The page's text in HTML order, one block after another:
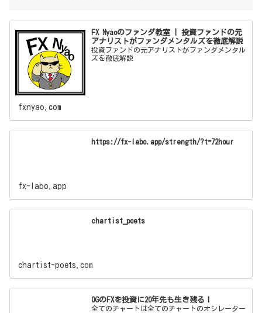
FX Nyaoのファンダ教室 | 投資ファンドの元
アナリストがファンダメンタルズを徹底解説
投資ファンドの元アナリストがファンダメンタル
ズを徹底解説
fxnyao.com
https://fx-labo.app/strength/?t=72hour
fx-labo.app
chartist_poets
chartist-poets.com
OGのFXを投資に20年先も生き残る！
全てのチャートは全てのチャートのオシレーター